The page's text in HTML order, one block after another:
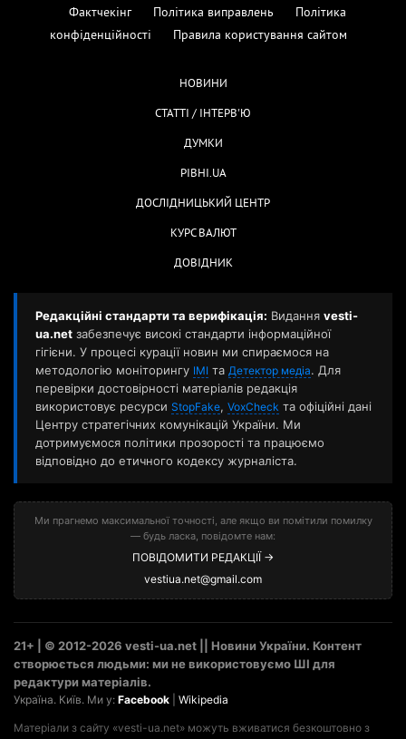
Фактчекінг
Політика виправлень
Політика
конфіденційності
Правила користування сайтом
НОВИНИ
СТАТТІ / ІНТЕРВ'Ю
ДУМКИ
РІВНІ.UA
ДОСЛІДНИЦЬКИЙ ЦЕНТР
КУРС ВАЛЮТ
ДОВІДНИК
Редакційні стандарти та верифікація: Видання vesti-
ua.net забезпечує високі стандарти інформаційної
гігієни. У процесі курації новин ми спираємося на
методологію моніторингу ІМІ та Детектор медіа. Для
перевірки достовірності матеріалів редакція
використовує ресурси StopFake, VoxCheck та офіційні дані
Центру стратегічних комунікацій України. Ми
дотримуємося політики прозорості та працюємо
відповідно до етичного кодексу журналіста.
Ми прагнемо максимальної точності, але якщо ви помітили помилку
— будь ласка, повідомте нам:
ПОВІДОМИТИ РЕДАКЦІЇ →
vestiua.net@gmail.com
21+ | © 2012-2026 vesti-ua.net || Новини України. Контент
створюється людьми: ми не використовуємо ШІ для
редактури матеріалів.
Україна. Київ. Ми у: Facebook Wikipedia
Матеріали з сайту «vesti-ua.net» можуть вживатися безкоштовно з